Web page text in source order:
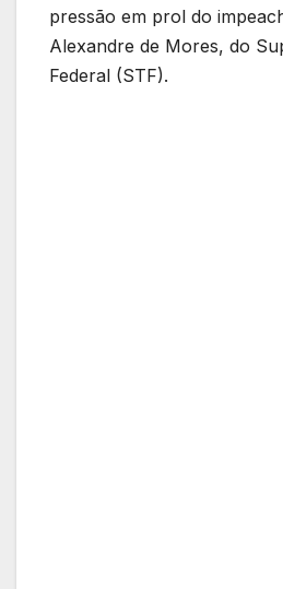
pressão em prol do
Alexandre de Mores, do
Federal (STF).